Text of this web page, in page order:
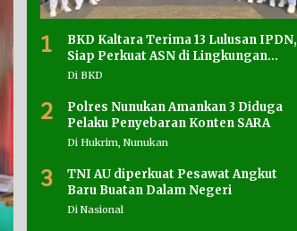
1
BKD Kaltara Terima 13 Lulusan IPDN,
Siap Perkuat ASN di Lingkungan
Pemprov
Di BKD
2
Polres Nunukan Amankan 3 Diduga
Pelaku Penyebaran Konten SARA
Di Hukrim, Nunukan
3
TNI AU diperkuat Pesawat Angkut
Baru Buatan Dalam Negeri
Di Nasional